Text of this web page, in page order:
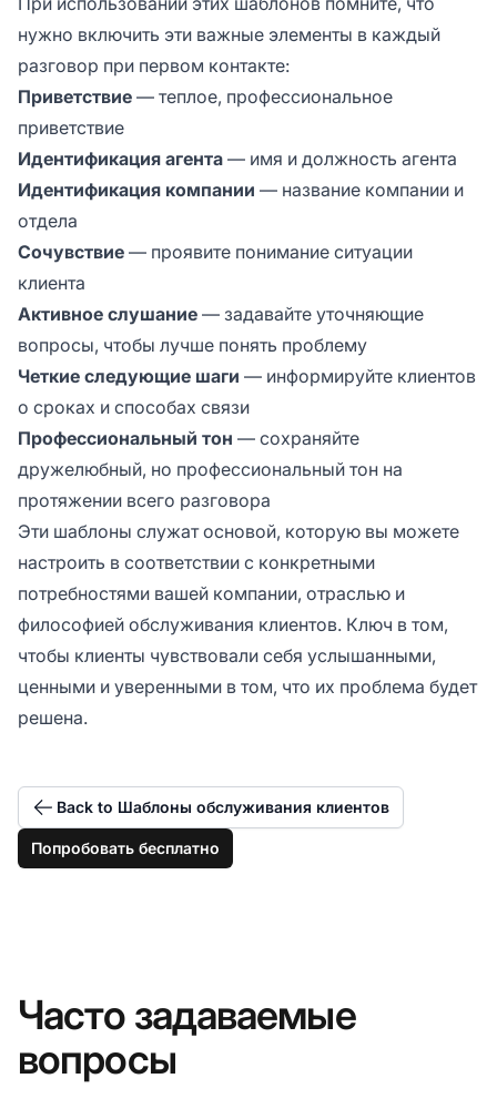
нужно включить эти важные элементы в каждый
разговор при первом контакте:
Приветствие — теплое, профессиональное
приветствие
Идентификация агента — имя и должность агента
Идентификация компании — название компании и
отдела
Сочувствие — проявите понимание ситуации
клиента
Активное слушание — задавайте уточняющие
вопросы, чтобы лучше понять проблему
Четкие следующие шаги — информируйте клиентов
о сроках и способах связи
Профессиональный тон — сохраняйте
дружелюбный, но профессиональный тон на
протяжении всего разговора
Эти шаблоны служат основой, которую вы можете
настроить в соответствии с конкретными
потребностями вашей компании, отраслью и
философией обслуживания клиентов. Ключ в том,
чтобы клиенты чувствовали себя услышанными,
ценными и уверенными в том, что их проблема будет
решена.
Back to Шаблоны обслуживания клиентов
Попробовать бесплатно
Часто задаваемые
вопросы